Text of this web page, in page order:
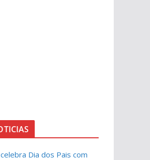
Dia dos Pais com